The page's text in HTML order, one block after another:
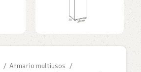
Armario multiusos